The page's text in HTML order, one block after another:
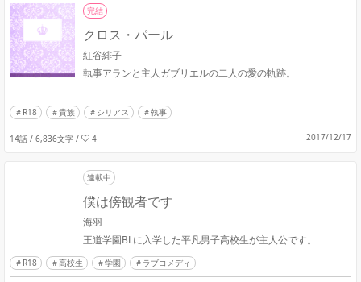
完結
クロス・パール
紅谷緋子
執事アランと主人ガブリエルの二人の愛の軌跡。
R18 貴族 シリアス 執事
14話 / 6,836文字 / 4 2017/12/17
連載中
僕は傍観者です
海羽
王道学園BLに入学した平凡男子高校生が主人公です。
R18 高校生 学園 ラブコメディ